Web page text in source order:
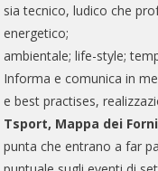
sia tecnico, ludico che
energetico;
ambientale; life-style;
Informa e comunica in
e best practises,
Tsport, Mappa dei
punta che entrano a far